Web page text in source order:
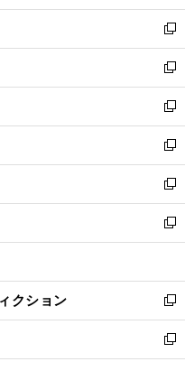
開
く
ウ
で
開
く
ン
ド
ウ
で
開
く
新
し
い
ウ
ィ
ン
ド
ウ
で
開
く
新
し
い
ウ
ィ
ン
ド
ウ
で
開
新
し
い
ウ
ィ
ン
ド
ウ
開
く
新
し
い
ウ
ィ
ン
ウ
で
開
く
新
し
い
ウ
ン
ド
ウ
で
開
新
し
ウ
ィ
ン
ド
ウ
クション
新
し
い
ウ
新
し